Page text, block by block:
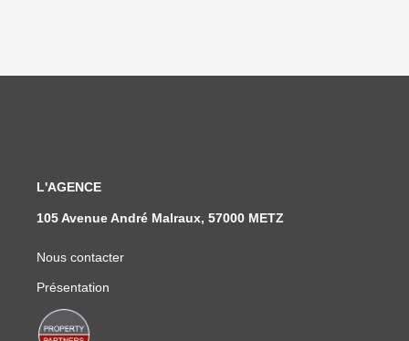
L'AGENCE
105 Avenue André Malraux, 57000 METZ
Nous contacter
Présentation